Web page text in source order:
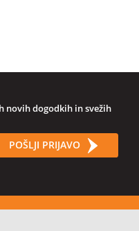
novih dogodkih in svežih
POŠLJI PRIJAVO